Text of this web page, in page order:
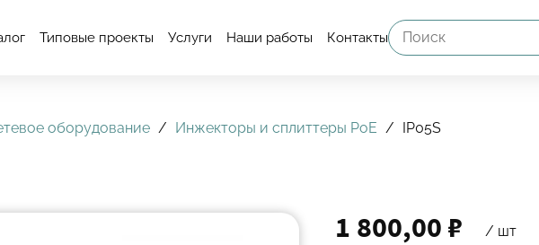
Типовые проекты Услуги Наши работы Контакты
оборудование Инжекторы и сплиттеры PoE IP05S
1 800,00 ₽ / шт